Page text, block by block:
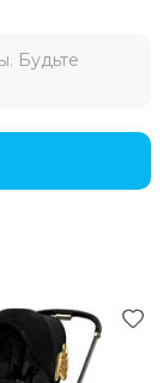
Будьте